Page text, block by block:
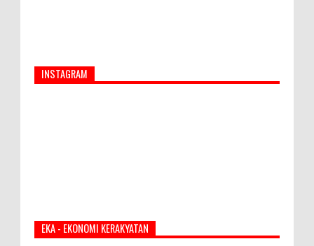
INSTAGRAM
EKA - EKONOMI KERAKYATAN